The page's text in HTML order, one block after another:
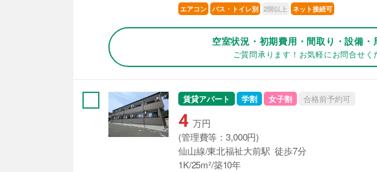
エアコン バス・トイレ別 2階以上 ネット接続可
空室状況・初期費用・間取り・設備・
ご質問承ります！お気軽にお問合せく
賃貸アパート 学割 女子割 合格前予約可
4 万円
(管理費等：3,000円)
仙山線/東北福祉大前駅 徒歩7分
1K/25m²/築10年